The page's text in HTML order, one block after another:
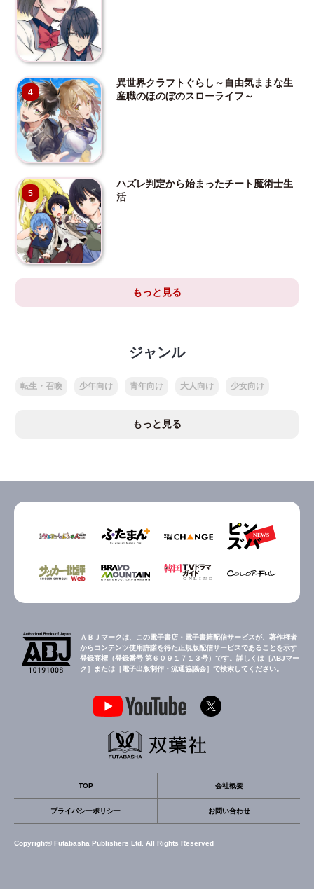
4
異世界クラフトぐらし～自由気ままな生
産職のほのぼのスローライフ～
5
ハズレ判定から始まったチート魔術士生
活
もっと見る
ジャンル
転生・召喚 少年向け 青年向け 大人向け 少女向け
もっと見る
ＡＢＪマークは、この電子書店・電子書籍配信サービスが、著作権者
からコンテンツ使用許諾を得た正規版配信サービスであることを示す
登録商標（登録番号 第６０９１７１３号）です。詳しくは［ABJマー
ク］または［電子出版制作・流通協議会］で検索してください。
TOP 会社概要
プライバシーポリシー お問い合わせ
Copyright© Futabasha Publishers Ltd. All Rights Reserved